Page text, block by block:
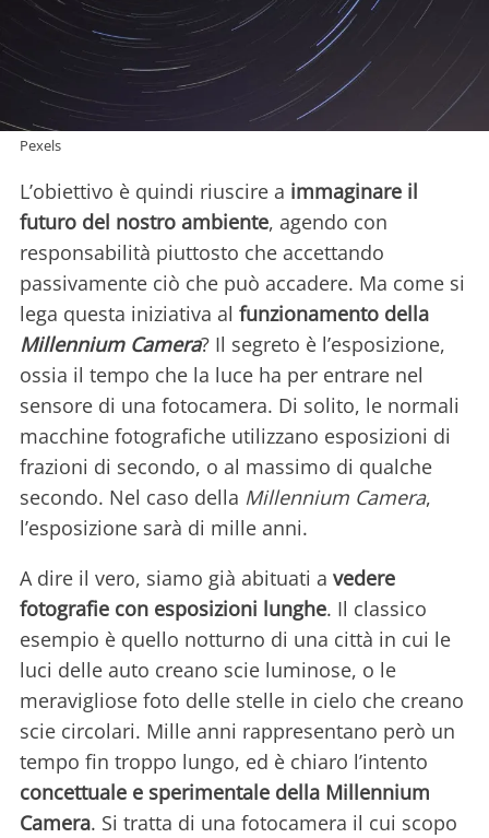
Pexels
L’obiettivo è quindi riuscire a immaginare il
futuro del nostro ambiente, agendo con
responsabilità piuttosto che accettando
passivamente ciò che può accadere. Ma come si
lega questa iniziativa al funzionamento della
Millennium Camera? Il segreto è l’esposizione,
ossia il tempo che la luce ha per entrare nel
sensore di una fotocamera. Di solito, le normali
macchine fotografiche utilizzano esposizioni di
frazioni di secondo, o al massimo di qualche
secondo. Nel caso della Millennium Camera,
l’esposizione sarà di mille anni.
A dire il vero, siamo già abituati a vedere
fotografie con esposizioni lunghe. Il classico
esempio è quello notturno di una città in cui le
luci delle auto creano scie luminose, o le
meravigliose foto delle stelle in cielo che creano
scie circolari. Mille anni rappresentano però un
tempo fin troppo lungo, ed è chiaro l’intento
concettuale e sperimentale della Millennium
Camera. Si tratta di una fotocamera il cui scopo